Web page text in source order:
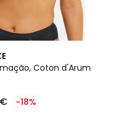
Coton d'Arum
-18%